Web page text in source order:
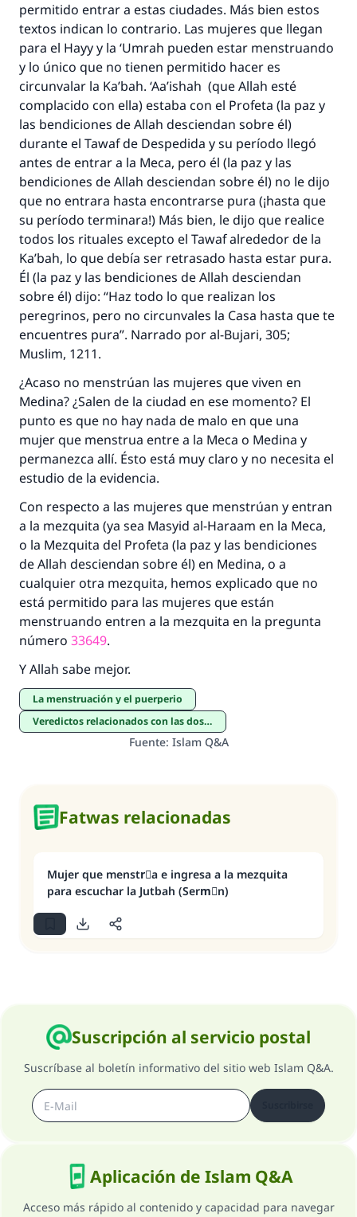
permitido entrar a estas ciudades. Más bien estos
textos indican lo contrario. Las mujeres que llegan
para el Hayy y la ‘Umrah pueden estar menstruando
y lo único que no tienen permitido hacer es
circunvalar la Ka’bah. ‘Aa’ishah (que Allah esté
complacido con ella) estaba con el Profeta (la paz y
las bendiciones de Allah desciendan sobre él)
durante el Tawaf de Despedida y su período llegó
antes de entrar a la Meca, pero él (la paz y las
bendiciones de Allah desciendan sobre él) no le dijo
que no entrara hasta encontrarse pura (¡hasta que
su período terminara!) Más bien, le dijo que realice
todos los rituales excepto el Tawaf alrededor de la
Ka’bah, lo que debía ser retrasado hasta estar pura.
Él (la paz y las bendiciones de Allah desciendan
sobre él) dijo: “Haz todo lo que realizan los
peregrinos, pero no circunvales la Casa hasta que te
encuentres pura”. Narrado por al-Bujari, 305;
Muslim, 1211.
¿Acaso no menstrúan las mujeres que viven en
Medina? ¿Salen de la ciudad en ese momento? El
punto es que no hay nada de malo en que una
mujer que menstrua entre a la Meca o Medina y
permanezca allí. Ésto está muy claro y no necesita el
estudio de la evidencia.
Con respecto a las mujeres que menstrúan y entran
a la mezquita (ya sea Masyid al-Haraam en la Meca,
o la Mezquita del Profeta (la paz y las bendiciones
de Allah desciendan sobre él) en Medina, o a
cualquier otra mezquita, hemos explicado que no
está permitido para las mujeres que están
menstruando entren a la mezquita en la pregunta
número 33649.
Y Allah sabe mejor.
La menstruación y el puerperio
Veredictos relacionados con las dos ciudades sagradas
Fuente: Islam Q&A
Fatwas relacionadas
Mujer que menstrْa e ingresa a la mezquita
para escuchar la Jutbah (Sermَn)
Suscripción al servicio postal
Suscríbase al boletín informativo del sitio web Islam Q&A.
Aplicación de Islam Q&A
Acceso más rápido al contenido y capacidad para navegar
La respuesta no. 110845 salvó un
Desde la Q hasta la A, su contribución ayuda a
IslamQA.
Profeta ﷺ dijo:
"Una persona que orienta a otros a hacer el
bien obtendrá la misma recompensa que
aquellos que lo realicen."
(MUSLIM, 1893)
Contribuir